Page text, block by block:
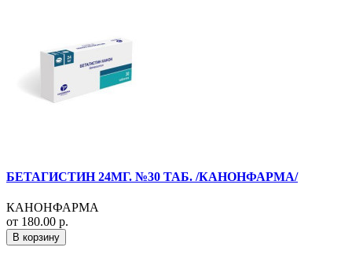
БЕТАГИСТИН 24МГ. №30 ТАБ. /КАНОНФАРМА/
КАНОНФАРМА
от 180.00 р.
В корзину